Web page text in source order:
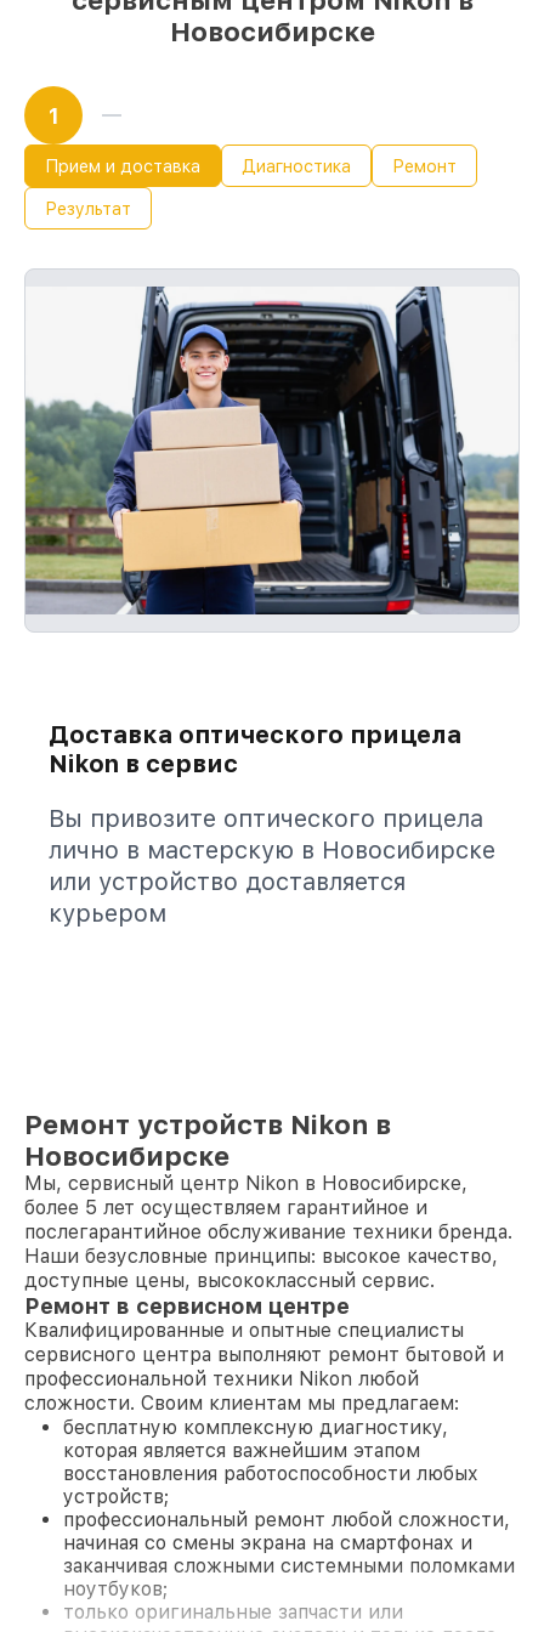
Новосибирске
1
Прием и доставка Диагностика Ремонт
Результат
Доставка оптического прицела
Nikon в сервис
Вы привозите оптического прицела
лично в мастерскую в Новосибирске
или устройство доставляется
курьером
Ремонт устройств Nikon в
Новосибирске
Мы, сервисный центр Nikon в Новосибирске,
более 5 лет осуществляем гарантийное и
послегарантийное обслуживание техники бренда.
Наши безусловные принципы: высокое качество,
доступные цены, высококлассный сервис.
Ремонт в сервисном центре
Квалифицированные и опытные специалисты
сервисного центра выполняют ремонт бытовой и
профессиональной техники Nikon любой
сложности. Своим клиентам мы предлагаем:
бесплатную комплексную диагностику,
которая является важнейшим этапом
восстановления работоспособности любых
устройств;
профессиональный ремонт любой сложности,
начиная со смены экрана на смартфонах и
заканчивая сложными системными поломками
ноутбуков;
только оригинальные запчасти или